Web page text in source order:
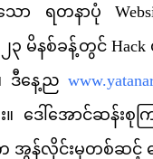
ာ ရတနာပုံ
၃ မိနစ်ခန့်တွင်
ဒီနေ့ည
ဒေါ်အောင်ဆန်း
လိုင်းမှတစ်ဆင့် ပြ